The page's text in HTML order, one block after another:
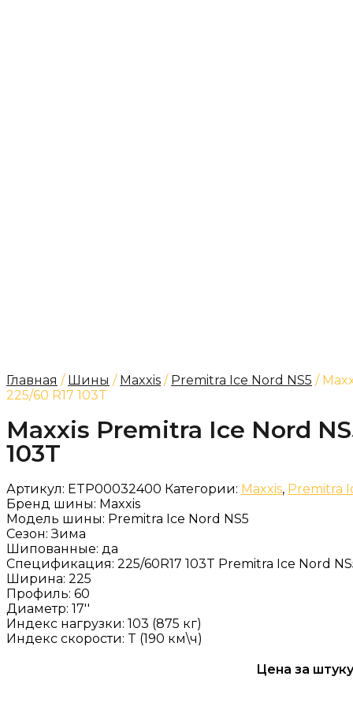
Главная / Шины / Maxxis / Premitra Ice Nord NS5 /
225/60 R17 103T
Maxxis Premitra Ice Nord
103T
Артикул: ETP00032400 Категории: Maxxis, Premitra
Бренд шины: Maxxis
Модель шины: Premitra Ice Nord NS5
Сезон:Зима
Шипованные: да
Спецификация: 225/60R17 103T Premitra Ice Nord
Ширина: 225
Профиль: 60
Диаметр: 17''
Индекс нагрузки: 103 (875 кг)
Индекс скорости: T (190 км\ч)
Цена за